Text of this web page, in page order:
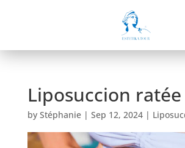
Liposuccion
by Stéphanie| Sep 12, 2024|